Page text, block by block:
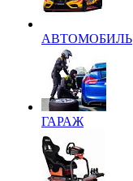
АВТОМОБИЛЬ
ГАРАЖ